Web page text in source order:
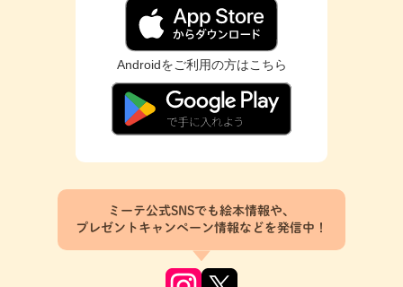
Androidをご利用の方はこちら
ミーテ公式SNSでも絵本情報や、
プレゼントキャンペーン情報などを発信中！